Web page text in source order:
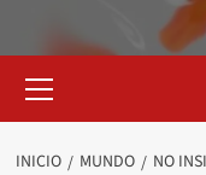
primario
INICIO MUNDO
NO